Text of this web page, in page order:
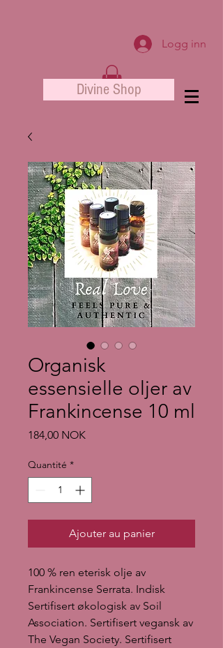
Logg inn
Divine Shop
Organisk
essensielle oljer av
Frankincense 10 ml
184,00 NOKPrix
Quantité *
Ajouter au panier
100 % ren eterisk olje av
Frankincense Serrata. Indisk
Sertifisert økologisk av Soil
Association. Sertifisert vegansk av
The Vegan Society. Sertifisert